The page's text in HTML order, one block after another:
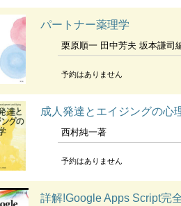
パートナー薬理学
栗原順一 田中芳夫 坂本謙司
予約はありません
成人発達とエイジングの心
西村純一著
予約はありません
詳解!Google Apps Script完